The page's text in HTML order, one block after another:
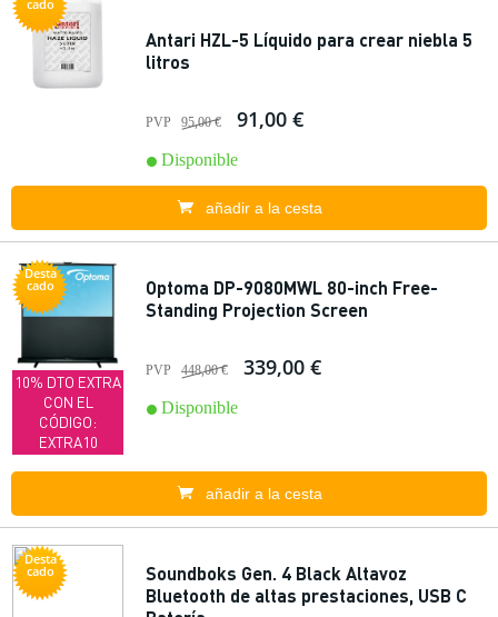
cado
Antari HZL-5 Líquido para crear niebla 5
litros
PVP 95,00 € 91,00 €
Disponible
añadir a la cesta
Desta
cado
10% DTO EXTRA
CON EL
CÓDIGO:
EXTRA10
Optoma DP-9080MWL 80-inch Free-
Standing Projection Screen
PVP 448,00 € 339,00 €
Disponible
añadir a la cesta
Desta
cado
Soundboks Gen. 4 Black Altavoz
Bluetooth de altas prestaciones, USB C